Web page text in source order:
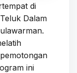
di
Dalam
ini